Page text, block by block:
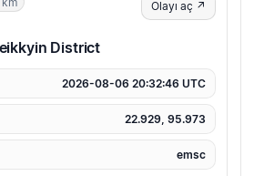
Olayı aç ↗
District
2026-08-06 20:32:46 UTC
22.929, 95.973
emsc